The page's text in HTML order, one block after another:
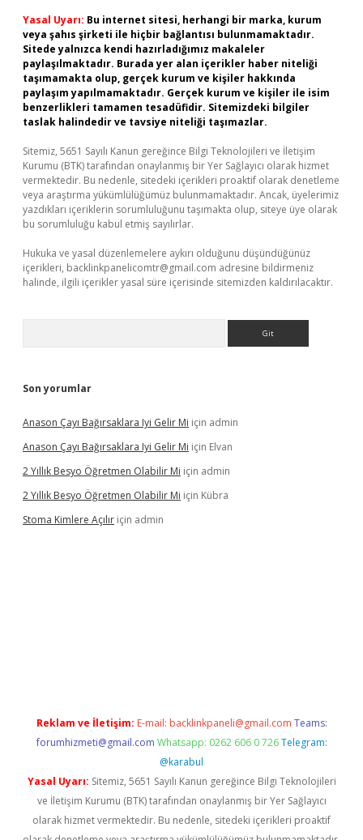
Yasal Uyarı: Bu internet sitesi, herhangi bir marka, kurum
veya şahıs şirketi ile hiçbir bağlantısı bulunmamaktadır.
Sitede yalnızca kendi hazırladığımız makaleler
paylaşılmaktadır. Burada yer alan içerikler haber niteliği
taşımamakta olup, gerçek kurum ve kişiler hakkında
paylaşım yapılmamaktadır. Gerçek kurum ve kişiler ile isim
benzerlikleri tamamen tesadüfidir. Sitemizdeki bilgiler
taslak halindedir ve tavsiye niteliği taşımazlar.
Sitemiz, 5651 Sayılı Kanun gereğince Bilgi Teknolojileri ve İletişim
Kurumu (BTK) tarafından onaylanmış bir Yer Sağlayıcı olarak hizmet
vermektedir. Bu nedenle, sitedeki içerikleri proaktif olarak denetleme
veya araştırma yükümlülüğümüz bulunmamaktadır. Ancak, üyelerimiz
yazdıkları içeriklerin sorumluluğunu taşımakta olup, siteye üye olarak
bu sorumluluğu kabul etmiş sayılırlar.
Hukuka ve yasal düzenlemelere aykırı olduğunu düşündüğünüz
içerikleri, backlinkpanelicomtr@gmail.com adresine bildirmeniz
halinde, ilgili içerikler yasal süre içerisinde sitemizden kaldırılacaktır.
Son yorumlar
Anason Çayı Bağırsaklara Iyi Gelir Mi için admin
Anason Çayı Bağırsaklara Iyi Gelir Mi için Elvan
2 Yıllık Besyo Öğretmen Olabilir Mi için admin
2 Yıllık Besyo Öğretmen Olabilir Mi için Kübra
Stoma Kimlere Açılır için admin
Reklam ve İletişim: E-mail: backlinkpaneli@gmail.com Teams:
forumhizmeti@gmail.com Whatsapp: 0262 606 0 726 Telegram:
@karabul
Yasal Uyarı: Sitemiz, 5651 Sayılı Kanun gereğince Bilgi Teknolojileri
ve İletişim Kurumu (BTK) tarafından onaylanmış bir Yer Sağlayıcı
olarak hizmet vermektedir. Bu nedenle, sitedeki içerikleri proaktif